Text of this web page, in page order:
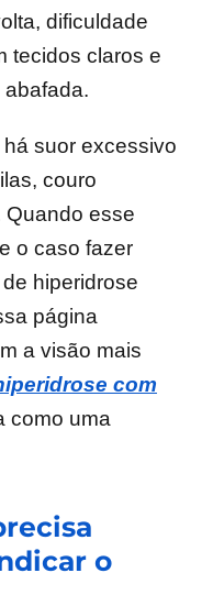
dificuldade
tecidos claros e
suor excessivo
couro
Quando esse
o caso fazer
hiperidrose
página
a visão mais
com
como uma
o